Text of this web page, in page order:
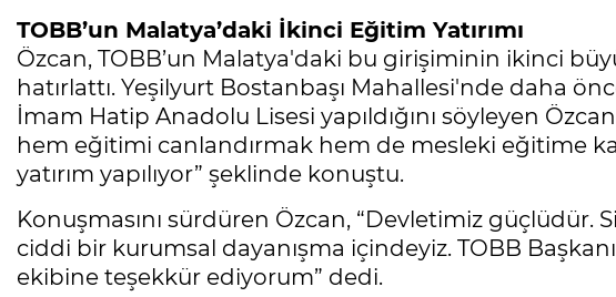
TOBB’un Malatya’daki İkinci Eğitim Yatırımı
Özcan, TOBB’un Malatya'daki bu girişiminin ikinci
hatırlattı. Yeşilyurt Bostanbaşı Mahallesi'nde daha
İmam Hatip Anadolu Lisesi yapıldığını söyleyen
hem eğitimi canlandırmak hem de mesleki eğitime
yatırım yapılıyor” şeklinde konuştu.
Konuşmasını sürdüren Özcan, “Devletimiz güçlüdür.
ciddi bir kurumsal dayanışma içindeyiz. TOBB Başkanı
ekibine teşekkür ediyorum” dedi.